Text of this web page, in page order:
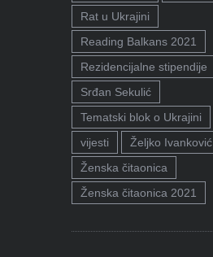
Rat u Ukrajini
Reading Balkans 2021
Rezidencijalne stipendije
Srđan Sekulić
Tematski blok o Ukrajini
vijesti
Željko Ivanković
Ženska čitaonica
Ženska čitaonica 2021